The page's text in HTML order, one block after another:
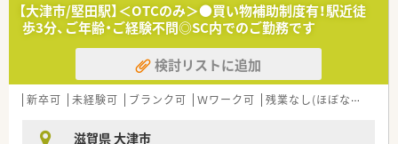
【大津市/堅田駅】＜OTCのみ＞●買い物補助制度有！駅近徒
歩3分、ご年齢・ご経験不問◎SC内でのご勤務です
検討リストに追加
新卒可 未経験可 ブランク可 Ｗワーク可 残業なし(ほぼなし含む)
滋賀県 大津市